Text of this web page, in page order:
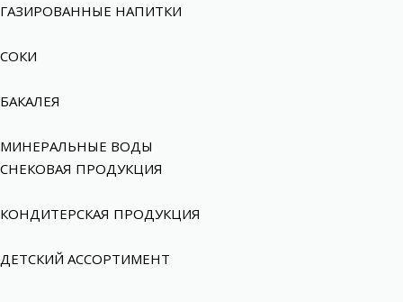
ГАЗИРОВАННЫЕ НАПИТКИ
СОКИ
БАКАЛЕЯ
МИНЕРАЛЬНЫЕ ВОДЫ
СНЕКОВАЯ ПРОДУКЦИЯ
КОНДИТЕРСКАЯ ПРОДУКЦИЯ
ДЕТСКИЙ АССОРТИМЕНТ